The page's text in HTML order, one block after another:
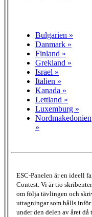
Bulgarien »
Danmark »
Finland »
Grekland »
Israel »
Italien »
Kanada »
Lettland »
Luxemburg »
Nordmakedonien
»
ESC-Panelen är en ideell
Contest. Vi är tio
om följa tävlingen och
uttagningar som hålls
under den delen av året